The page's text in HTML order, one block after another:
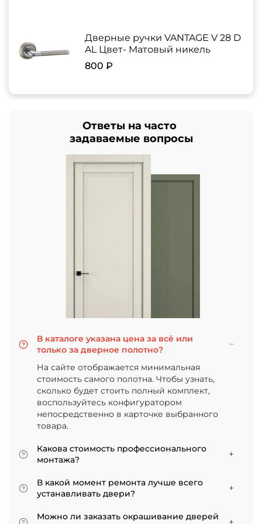
Дверные ручки VANTAGE V 28 D
AL Цвет- Матовый никель
800 ₽
Ответы на часто
задаваемые вопросы
В каталоге указана цена за всё или
только за дверное полотно?
На сайте отображается минимальная
стоимость самого полотна. Чтобы узнать,
сколько будет стоить полный комплект,
воспользуйтесь конфигуратором
непосредственно в карточке выбранного
товара.
Какова стоимость профессионального
монтажа?
Итоговая сумма зависит от типа отделки
двери и габаритов проема. Минимальная
цена за установку стандартной двери с
покрытием «экошпон» начинается от 5000
В какой момент ремонта лучше всего
устанавливать двери?
Мы советуем приступать к монтажу после
Можно ли заказать окрашивание дверей